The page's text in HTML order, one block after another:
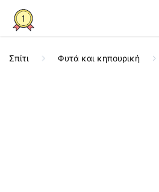
Σπίτι Φυτά και κηπουρική